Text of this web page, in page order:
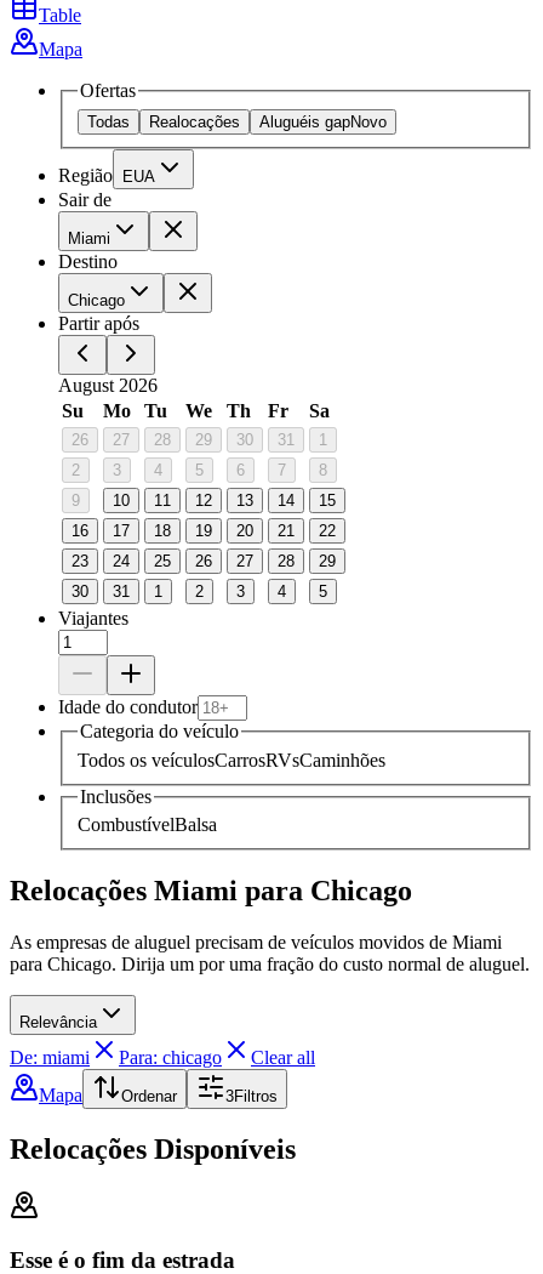
Table
Mapa
Ofertas
Todas Realocações Aluguéis gapNovo
Região EUA
Sair de
Miami
Destino
Chicago
Partir após
August 2026
Su
Mo Tu We Th Fr Sa
26 27 28 29 30 31
1
2
3 4 5 6 7
8
9
10 11 12 13 14
15
16
17 18 19 20 21
22
23
24 25 26 27 28
29
30
31 1 2 3 4 5
Viajantes
Idade do condutor
Categoria do veículo
Todos os veículosCarrosRVsCaminhões
Inclusões
CombustívelBalsa
Relocações Miami para Chicago
As empresas de aluguel precisam de veículos movidos de Miami
para Chicago. Dirija um por uma fração do custo normal de aluguel.
Relevância
De: miami Para: chicago
Clear all
Mapa
Ordenar 3Filtros
Relocações Disponíveis
Esse é o fim da estrada